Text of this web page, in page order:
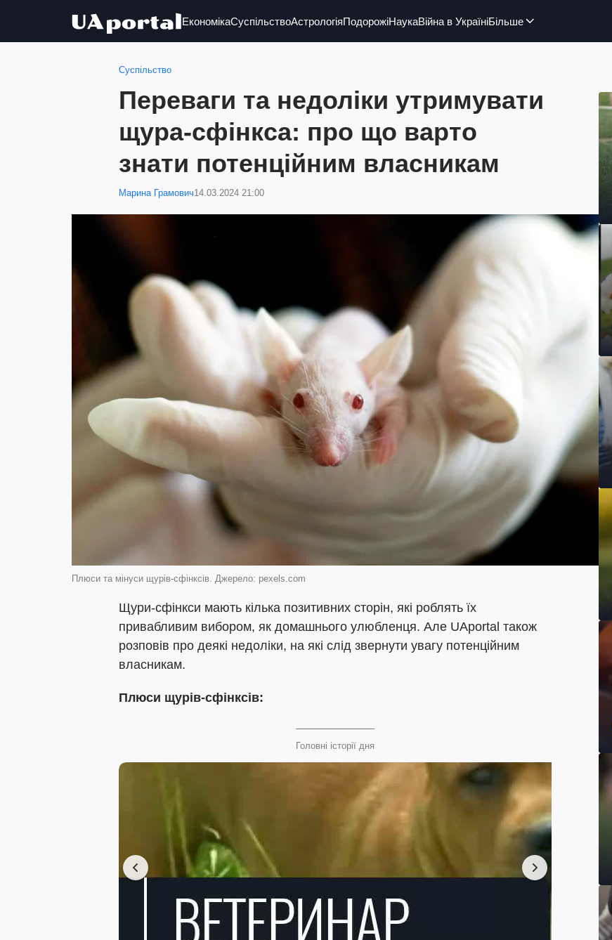
ЕкономікаСуспільствоАстрологіяПодорожіНаукаВійна в УкраїніБільше
Суспільство
Переваги та недоліки утримувати
щура-сфінкса: про що варто
знати потенційним власникам
Марина Грамович14.03.2024 21:00
Плюси та мінуси щурів-сфінксів. Джерело: pexels.com
Щури-сфінкси мають кілька позитивних сторін, які роблять їх
привабливим вибором, як домашнього улюбленця. Але UAportal також
розповів про деякі недоліки, на які слід звернути увагу потенційним
власникам.
Плюси щурів-сфінксів:
Головні історії дня